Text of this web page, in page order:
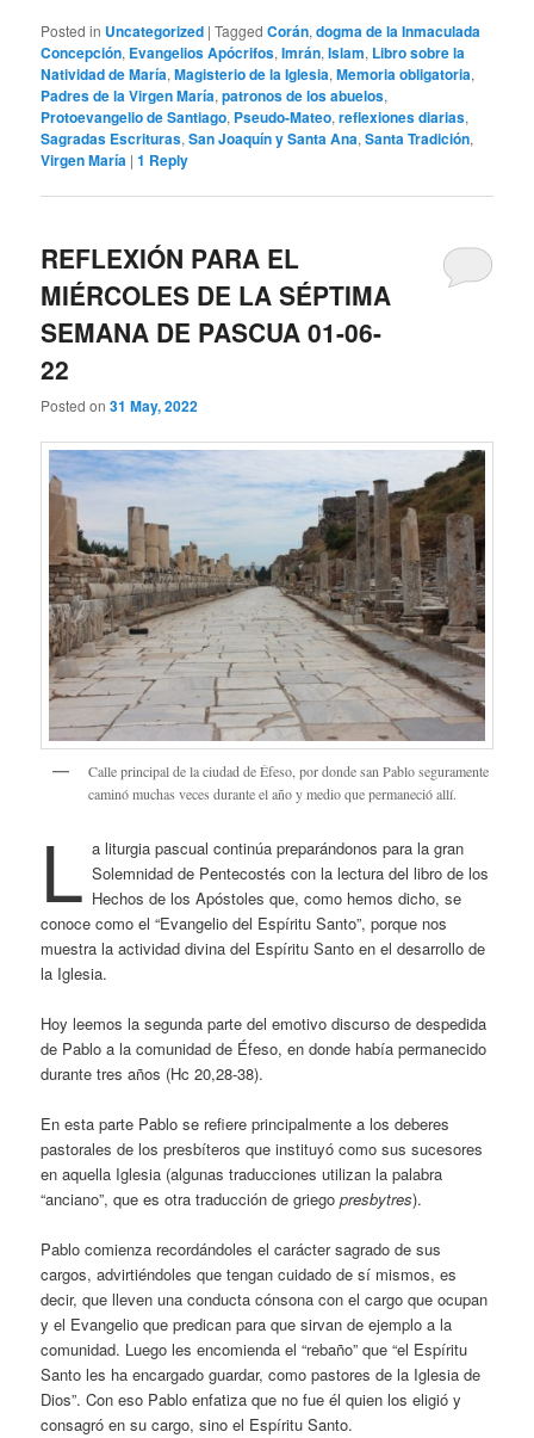
Posted in Uncategorized |Tagged Corán,dogma de la Inmaculada
Concepción, Evangelios Apócrifos,Imrán,Islam, Libro sobre la
Natividad de María,Magisterio de la Iglesia,Memoria obligatoria,
Padres de la Virgen María,patronos de los abuelos,
Protoevangelio de Santiago, Pseudo-Mateo,reflexiones diarias,
Sagradas Escrituras,San Joaquín y Santa Ana,Santa Tradición,
Virgen María |1 Reply
REFLEXIÓN PARA EL
MIÉRCOLES DE LA SÉPTIMA
SEMANA DE PASCUA 01-06-
22
Posted on31 May, 2022
Calle principal de la ciudad de Éfeso, por donde san Pablo seguramente
caminó muchas veces durante el año y medio que permaneció allí.
L a liturgia pascual continúa preparándonos para la gran
Solemnidad de Pentecostés con la lectura del libro de los
Hechos de los Apóstoles que, como hemos dicho, se
conoce como el “Evangelio del Espíritu Santo”, porque nos
muestra la actividad divina del Espíritu Santo en el desarrollo de
la Iglesia.
Hoy leemos la segunda parte del emotivo discurso de despedida
de Pablo a la comunidad de Éfeso, en donde había permanecido
durante tres años (Hc 20,28-38).
En esta parte Pablo se refiere principalmente a los deberes
pastorales de los presbíteros que instituyó como sus sucesores
en aquella Iglesia (algunas traducciones utilizan la palabra
“anciano”, que es otra traducción de griegopresbytres).
Pablo comienza recordándoles el carácter sagrado de sus
cargos, advirtiéndoles que tengan cuidado de sí mismos, es
decir, que lleven una conducta cónsona con el cargo que ocupan
y el Evangelio que predican para que sirvan de ejemplo a la
comunidad. Luego les encomienda el “rebaño” que “el Espíritu
Santo les ha encargado guardar, como pastores de la Iglesia de
Dios”. Con eso Pablo enfatiza que no fue él quien los eligió y
consagró en su cargo, sino el Espíritu Santo.